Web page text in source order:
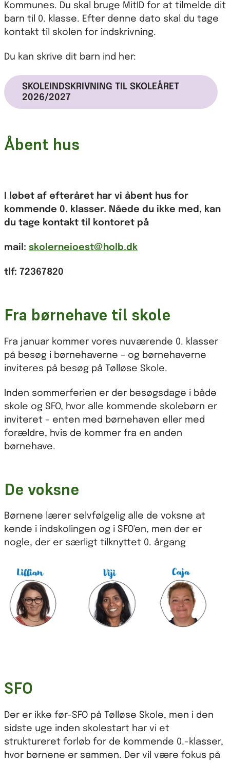
Kommunes. Du skal bruge MitID for at tilmelde dit
barn til 0. klasse. Efter denne dato skal du tage
kontakt til skolen for indskrivning.
Du kan skrive dit barn ind her:
SKOLEINDSKRIVNING TIL SKOLEÅRET
2026/2027
Åbent hus
I løbet af efteråret har vi åbent hus for
kommende 0. klasser. Nåede du ikke med, kan
du tage kontakt til kontoret på
mail: skolerneioest@holb.dk
tlf: 72367820
Fra børnehave til skole
Fra januar kommer vores nuværende 0. klasser
på besøg i børnehaverne – og børnehaverne
inviteres på besøg på Tølløse Skole.
Inden sommerferien er der besøgsdage i både
skole og SFO, hvor alle kommende skolebørn er
inviteret – enten med børnehaven eller med
forældre, hvis de kommer fra en anden
børnehave.
De voksne
Børnene lærer selvfølgelig alle de voksne at
kende i indskolingen og i SFO'en, men der er
nogle, der er særligt tilknyttet 0. årgang
SFO
Der er ikke før-SFO på Tølløse Skole, men i den
sidste uge inden skolestart har vi et
struktureret forløb for de kommende 0.-klasser,
hvor børnene er sammen. Der vil være fokus på